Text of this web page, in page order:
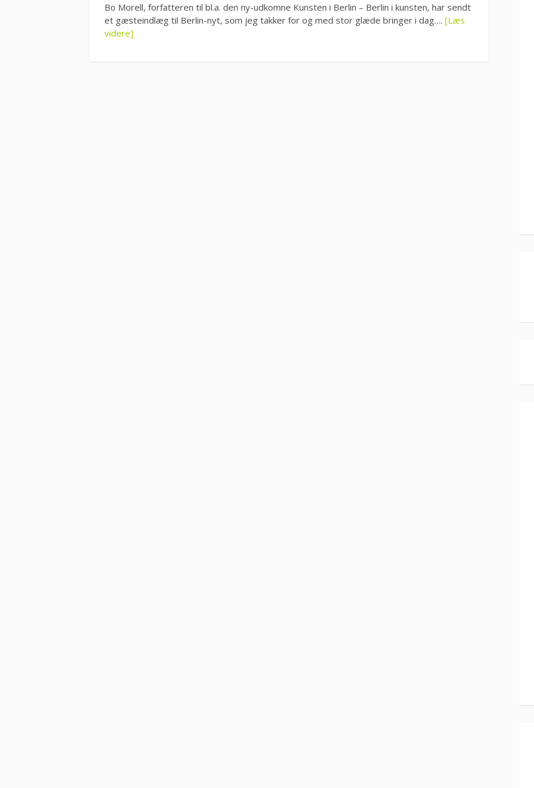
Bo Morell, forfatteren til bl.a. den ny-udkomne Kunsten i Berlin – Berlin i kunsten, har sendt
et gæsteindlæg til Berlin-nyt, som jeg takker for og med stor glæde bringer i dag…. [Læs
videre]